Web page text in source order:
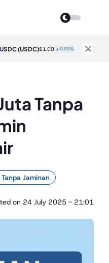
(USDC)$1.00 ▲0.00% XRP
Tanpa
Jaminan
on 24 July 2025 - 21:01